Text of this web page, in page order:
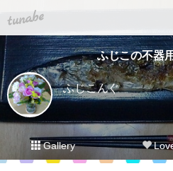
tuna.be
ふじこの不器
ふじこんぐ
Gallery